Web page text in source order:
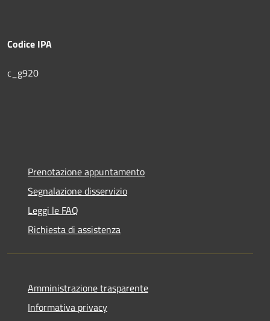
Codice IPA
c_g920
Prenotazione appuntamento
Segnalazione disservizio
Leggi le FAQ
Richiesta di assistenza
Amministrazione trasparente
Informativa privacy